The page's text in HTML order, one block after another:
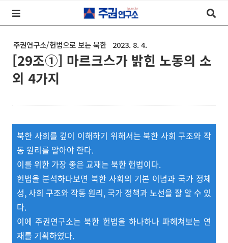
주권연구소/헌법으로 보는 북한 2023. 8. 4.
[29조①] 마르크스가 밝힌 노동의 소
외 4가지
북한 사회를 깊이 이해하기 위해서는 북한 사회 구조와 작
동 원리를 알아야 한다.
이를 위한 가장 좋은 교재는 북한 헌법이다.
헌법을 분석하다보면 북한 사회의 기본 이념과 국가 정체
성, 사회 구조와 작동 원리, 국가 정책과 노선을 잘 알 수 있
다.
이에 주권연구소는 북한 헌법을 하나하나 파헤쳐보는 연
재를 기획하였다.